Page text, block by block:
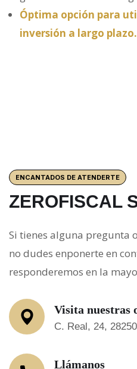
Óptima opción para
inversión a largo plazo.
ENCANTADOS DE ATENDERTE
ZEROFISCAL
Si tienes alguna pregunta
no dudes enponerte en
responderemos en la
Visita nuestras
C. Real, 24,
Llámanos